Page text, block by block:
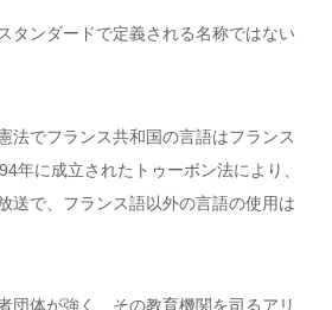
タンダードで定義される名称ではない
法でフランス共和国の言語はフランス
年に成立されたトゥーボン法により、
送で、フランス語以外の言語の使用は
団体が強く、その教育機関を司るアリ